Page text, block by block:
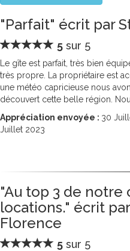
"Parfait" écrit par
5 sur 5
Le gîte est parfait, très bien
très propre. La propriétaire est
une météo capricieuse nous
découvert cette belle région.
Appréciation envoyée : 30
Juillet 2023
"Au top 3 de notre
locations." écrit
Florence
5 sur 5